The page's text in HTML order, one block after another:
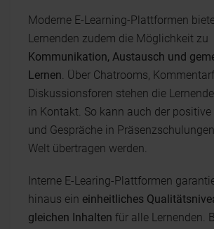
Moderne E-Learning-Plattformen
Lernenden zudem die Möglichkeit zu
Kommunikation, Austausch und
Lernen. Über Chatrooms,
Diskussionsforen stehen die
in Kontakt. So kann auch der positive
und Gespräche in
Welt übertragen werden.
Interne E-Learing-Plattformen
hinaus ein einheitliches
gleichen Inhalten für alle Lernenden.